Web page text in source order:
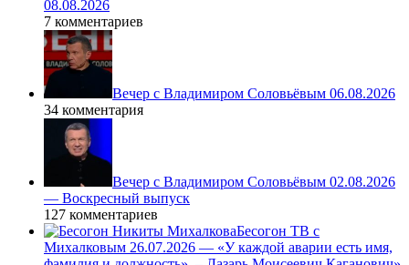
08.08.2026
7 комментариев
Вечер с Владимиром Соловьёвым 06.08.2026
34 комментария
Вечер с Владимиром Соловьёвым 02.08.2026
— Воскресный выпуск
127 комментариев
Бесогон ТВ с
Михалковым 26.07.2026 — «У каждой аварии есть имя,